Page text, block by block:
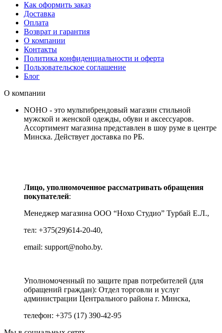
Как оформить заказ
Доставка
Оплата
Возврат и гарантия
О компании
Контакты
Политика конфиденциальности и оферта
Пользовательское соглашение
Блог
О компании
NOHO - это мультибрендовый магазин стильной
мужской и женской одежды, обуви и аксессуаров.
Ассортимент магазина представлен в шоу руме в центре
Минска. Действует доставка по РБ.
Лицо, уполномоченное рассматривать обращения
покупателей:
Менеджер магазина ООО “Нохо Студио” Турбай Е.Л.,
тел: +375(29)614-20-40,
email: support@noho.by.
Уполномоченный по защите прав потребителей (для
обращений граждан): Отдел торговли и услуг
администрации Центрального района г. Минска,
телефон: +375 (17) 390-42-95